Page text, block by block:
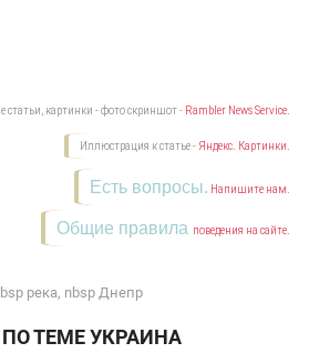
статьи, картинки - фото скриншот - Rambler News Service.
Иллюстрация к статье - Яндекс. Картинки.
Есть вопросы. Напишите нам.
Общие правила поведения на сайте.
река, nbsp Днепр
ТЕМЕ УКРАИНА